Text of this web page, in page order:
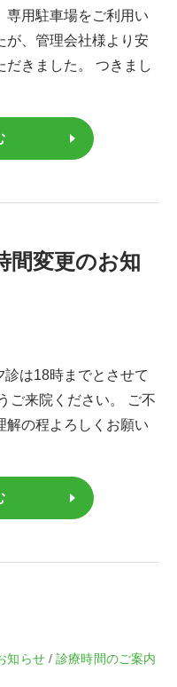
専用駐車場をご利用い
が、管理会社様より安
だきました。 つきまし
間変更のお知
は18時までとさせて
ご来院ください。 ご不
解の程よろしくお願い
知らせ/診療時間のご案内